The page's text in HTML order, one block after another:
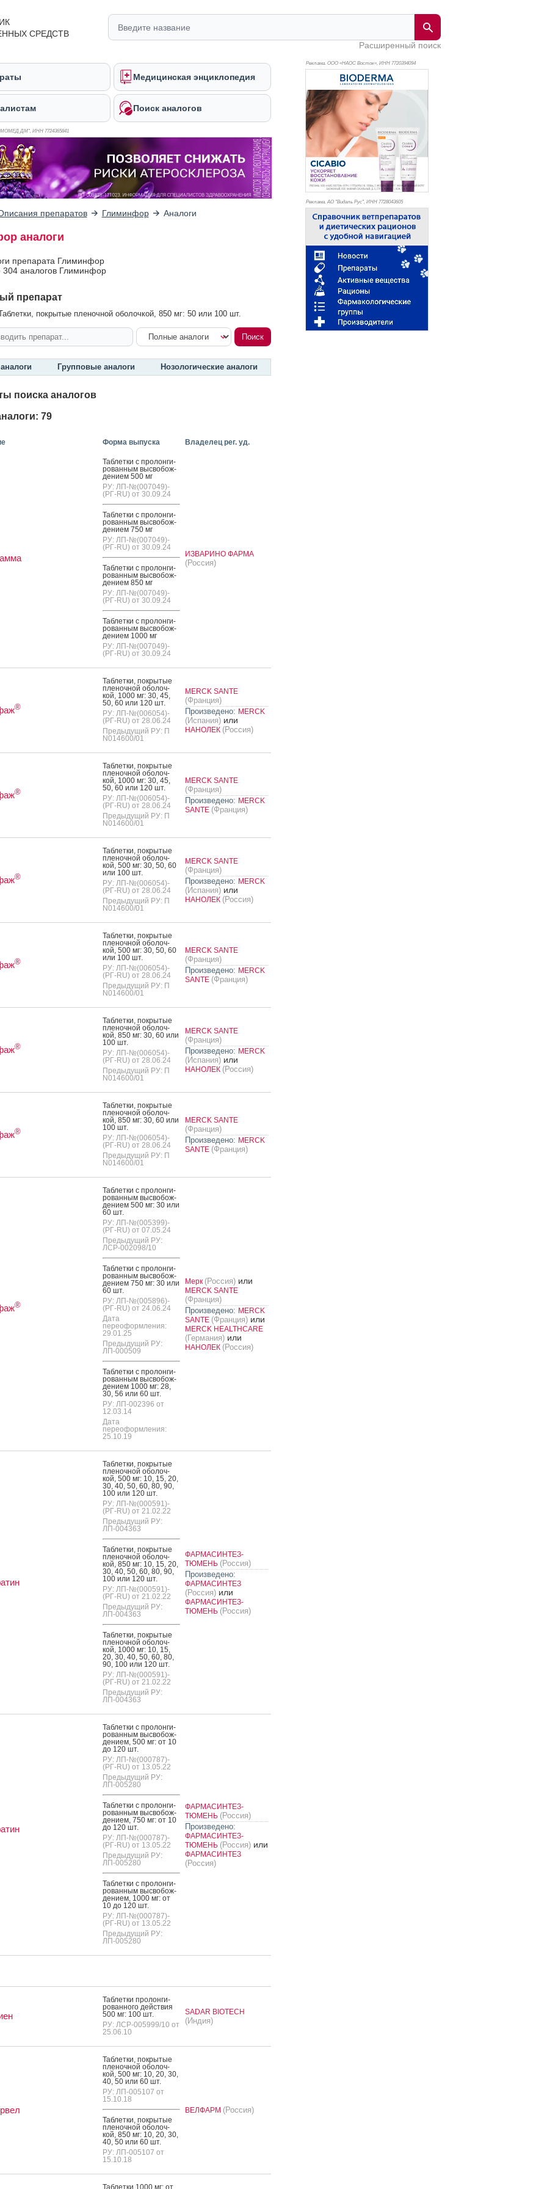
СРЕДСТВ
Расширенный поиск
Медицинская энциклопедия
Поиск аналогов
ДМ", ИНН 7724365841
препаратов Глиминфор Аналоги
аналоги
препарата Глиминфор
304 аналогов Глиминфор
препарат
покрытые пленочной оболочкой, 850 мг: 50 или 100 шт.
Групповые аналоги Нозологические аналоги
поиска аналогов
79
Форма выпуска Владелец рег. уд.
Таб­летки с про­лон­ги­
рован­ным выс­во­бож­
де­ни­ем 500 мг
РУ: ЛП-№(007049)-
(РГ-RU) от 30.09.24
Таб­летки с про­лон­ги­
рован­ным выс­во­бож­
де­ни­ем 750 мг
РУ: ЛП-№(007049)-
(РГ-RU) от 30.09.24
Таб­летки с про­лон­ги­
рован­ным выс­во­бож­
де­ни­ем 850 мг
РУ: ЛП-№(007049)-
(РГ-RU) от 30.09.24
Таб­летки с про­лон­ги­
рован­ным выс­во­бож­
де­ни­ем 1000 мг
РУ: ЛП-№(007049)-
(РГ-RU) от 30.09.24
ИЗВАРИНО ФАРМА
(Россия)
®
Таб­летки, пок­ры­тые
пле­ноч­ной обо­лоч­
кой, 1000 мг: 30, 45,
50, 60 или 120 шт.
РУ: ЛП-№(006054)-
(РГ-RU) от 28.06.24
Предыдущий РУ: П
N014600/01
MERCK SANTE
(Франция)
Произведено: MERCK
(Испания)или
НАНОЛЕК (Россия)
®
Таб­летки, пок­ры­тые
пле­ноч­ной обо­лоч­
кой, 1000 мг: 30, 45,
50, 60 или 120 шт.
РУ: ЛП-№(006054)-
(РГ-RU) от 28.06.24
Предыдущий РУ: П
N014600/01
MERCK SANTE
(Франция)
Произведено: MERCK
SANTE (Франция)
®
Таб­летки, пок­ры­тые
пле­ноч­ной обо­лоч­
кой, 500 мг: 30, 50, 60
или 100 шт.
РУ: ЛП-№(006054)-
(РГ-RU) от 28.06.24
Предыдущий РУ: П
N014600/01
MERCK SANTE
(Франция)
Произведено: MERCK
(Испания)или
НАНОЛЕК (Россия)
®
Таб­летки, пок­ры­тые
пле­ноч­ной обо­лоч­
кой, 500 мг: 30, 50, 60
или 100 шт.
РУ: ЛП-№(006054)-
(РГ-RU) от 28.06.24
Предыдущий РУ: П
N014600/01
MERCK SANTE
(Франция)
Произведено: MERCK
SANTE (Франция)
®
Таб­летки, пок­ры­тые
пле­ноч­ной обо­лоч­
кой, 850 мг: 30, 60 или
100 шт.
РУ: ЛП-№(006054)-
(РГ-RU) от 28.06.24
Предыдущий РУ: П
N014600/01
MERCK SANTE
(Франция)
Произведено: MERCK
(Испания)или
НАНОЛЕК (Россия)
®
Таб­летки, пок­ры­тые
пле­ноч­ной обо­лоч­
кой, 850 мг: 30, 60 или
100 шт.
РУ: ЛП-№(006054)-
(РГ-RU) от 28.06.24
Предыдущий РУ: П
N014600/01
MERCK SANTE
(Франция)
Произведено: MERCK
SANTE (Франция)
®
Таб­летки с про­лон­ги­
рован­ным выс­во­бож­
де­ни­ем 500 мг: 30 или
60 шт.
РУ: ЛП-№(005399)-
(РГ-RU) от 07.05.24
Предыдущий РУ:
ЛСР-002098/10
Таб­летки с про­лон­ги­
рован­ным выс­во­бож­
де­ни­ем 750 мг: 30 или
60 шт.
РУ: ЛП-№(005896)-
(РГ-RU) от 24.06.24
Дата
переоформления:
29.01.25
Предыдущий РУ:
ЛП-000509
Таб­летки с про­лон­ги­
рован­ным выс­во­бож­
де­ни­ем 1000 мг: 28,
30, 56 или 60 шт.
РУ: ЛП-002396 от
12.03.14
Дата
переоформления:
25.10.19
Мерк (Россия)или
MERCK SANTE
(Франция)
Произведено: MERCK
SANTE (Франция)или
MERCK HEALTHCARE
(Германия)или
НАНОЛЕК (Россия)
Таб­летки, пок­ры­тые
пле­ноч­ной обо­лоч­
кой, 500 мг: 10, 15, 20,
30, 40, 50, 60, 80, 90,
100 или 120 шт.
РУ: ЛП-№(000591)-
(РГ-RU) от 21.02.22
Предыдущий РУ:
ЛП-004363
Таб­летки, пок­ры­тые
пле­ноч­ной обо­лоч­
кой, 850 мг: 10, 15, 20,
30, 40, 50, 60, 80, 90,
100 или 120 шт.
РУ: ЛП-№(000591)-
(РГ-RU) от 21.02.22
Предыдущий РУ:
ЛП-004363
Таб­летки, пок­ры­тые
пле­ноч­ной обо­лоч­
кой, 1000 мг: 10, 15,
20, 30, 40, 50, 60, 80,
90, 100 или 120 шт.
РУ: ЛП-№(000591)-
(РГ-RU) от 21.02.22
Предыдущий РУ:
ЛП-004363
ФАРМАСИНТЕЗ-
ТЮМЕНЬ (Россия)
Произведено:
ФАРМАСИНТЕЗ
(Россия)или
ФАРМАСИНТЕЗ-
ТЮМЕНЬ (Россия)
Таб­летки с про­лон­ги­
рован­ным выс­во­бож­
де­ни­ем, 500 мг: от 10
до 120 шт.
РУ: ЛП-№(000787)-
(РГ-RU) от 13.05.22
Предыдущий РУ:
ЛП-005280
Таб­летки с про­лон­ги­
рован­ным выс­во­бож­
де­ни­ем, 750 мг: от 10
до 120 шт.
РУ: ЛП-№(000787)-
(РГ-RU) от 13.05.22
Предыдущий РУ:
ЛП-005280
Таб­летки с про­лон­ги­
рован­ным выс­во­бож­
де­ни­ем, 1000 мг: от
10 до 120 шт.
РУ: ЛП-№(000787)-
(РГ-RU) от 13.05.22
Предыдущий РУ:
ЛП-005280
ФАРМАСИНТЕЗ-
ТЮМЕНЬ (Россия)
Произведено:
ФАРМАСИНТЕЗ-
ТЮМЕНЬ (Россия)или
ФАРМАСИНТЕЗ
(Россия)
Таб­летки про­лон­ги­
рован­но­го дей­ствия
500 мг: 100 шт.
РУ: ЛСР-005999/10 от
25.06.10
SADAR BIOTECH
(Индия)
Таб­летки, пок­ры­тые
пле­ноч­ной обо­лоч­
кой, 500 мг: 10, 20, 30,
40, 50 или 60 шт.
РУ: ЛП-005107 от
15.10.18
Таб­летки, пок­ры­тые
пле­ноч­ной обо­лоч­
кой, 850 мг: 10, 20, 30,
40, 50 или 60 шт.
РУ: ЛП-005107 от
15.10.18
ВЕЛФАРМ (Россия)
Таб­летки 1000 мг: от
Реклама. ООО «НАОС Восток», ИНН 7720394094
Реклама. АО "Видаль Рус", ИНН 7728043605